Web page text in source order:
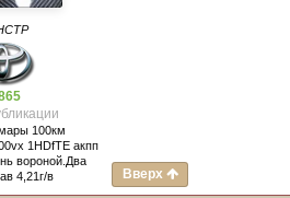
100км
1HDfTE акпп
вороной.Два
4,21г/в
Вверх